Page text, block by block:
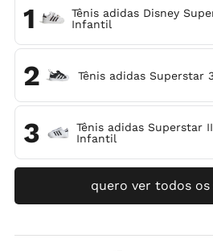
1
Tênis adidas Disney
Infantil
2 Tênis adidas Superstar
3
Tênis adidas Superstar II
Infantil
quero ver todos